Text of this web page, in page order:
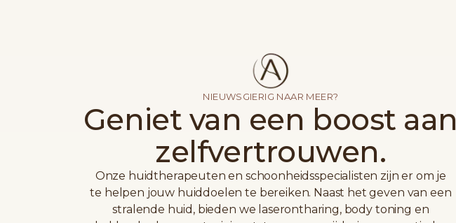
NIEUWSGIERIG NAAR MEER?
Geniet van een boost aan
zelfvertrouwen.
Onze huidtherapeuten en schoonheidsspecialisten zijn er om je
te helpen jouw huiddoelen te bereiken. Naast het geven van een
stralende huid, bieden we laserontharing, body toning en